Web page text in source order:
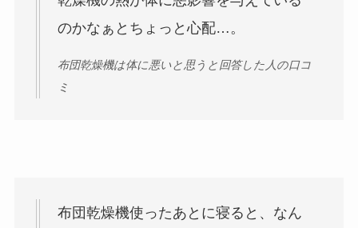
のかなぁとちょっと心配…。
布団乾燥機は体に悪いと思うと回答した人の口コ
ミ
布団乾燥機使ったあとに寝ると、なん